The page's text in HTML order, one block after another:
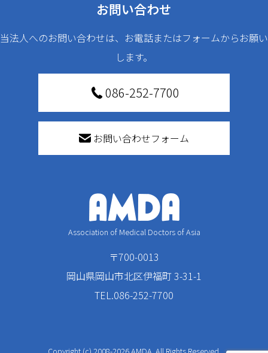
お問い合わせ
当法人へのお問い合わせは、お電話またはフォームからお願い
します。
086-252-7700
お問い合わせフォーム
Association of Medical Doctors of Asia
〒700-0013
岡山県岡山市北区伊福町 3-31-1
TEL.086-252-7700